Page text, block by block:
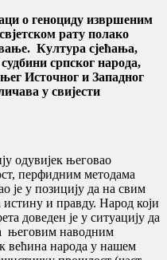
о геноциду извршеним
рату полако
Култура сјећања,
српског народа,
Источног и Западног
у свијести
одувијек његовао
перфидним методама
је у позицију да на свим
и правду. Народ који
доведен је у ситуацију да
његовим наводним
већина народа у нашем